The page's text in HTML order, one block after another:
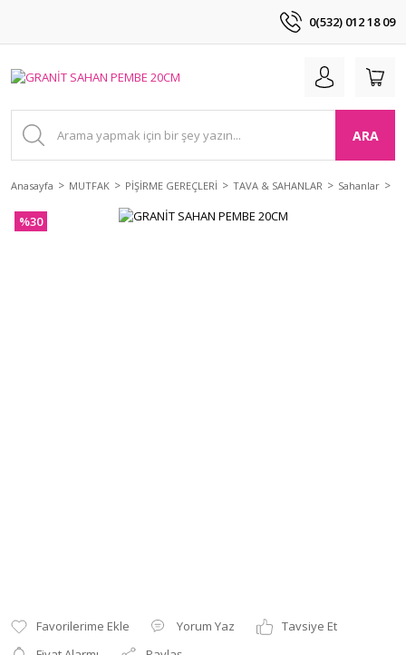
0(532) 012 18 09
ARA
Anasayfa MUTFAK PİŞİRME GEREÇLERİ TAVA & SAHANLAR Sahanlar
%30
Yorum Yaz
Tavsiye Et